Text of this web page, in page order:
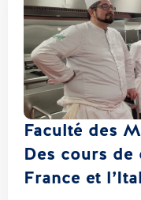
Faculté des
Des cours
France et